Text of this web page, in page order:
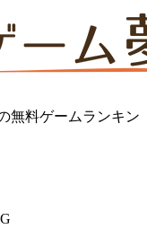
無料ゲームランキン